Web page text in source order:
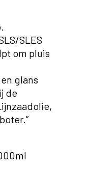
SLES
om pluis
glans
de